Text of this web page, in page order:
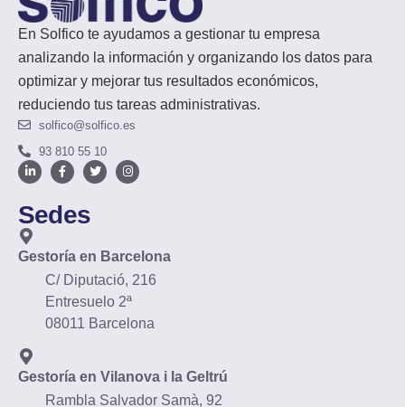
En Solfico te ayudamos a gestionar tu empresa
analizando la información y organizando los datos para
optimizar y mejorar tus resultados económicos,
reduciendo tus tareas administrativas.
solfico@solfico.es
93 810 55 10
Sedes
Gestoría en Barcelona
C/ Diputació, 216
Entresuelo 2ª
08011 Barcelona
Gestoría en Vilanova i la Geltrú
Rambla Salvador Samà, 92